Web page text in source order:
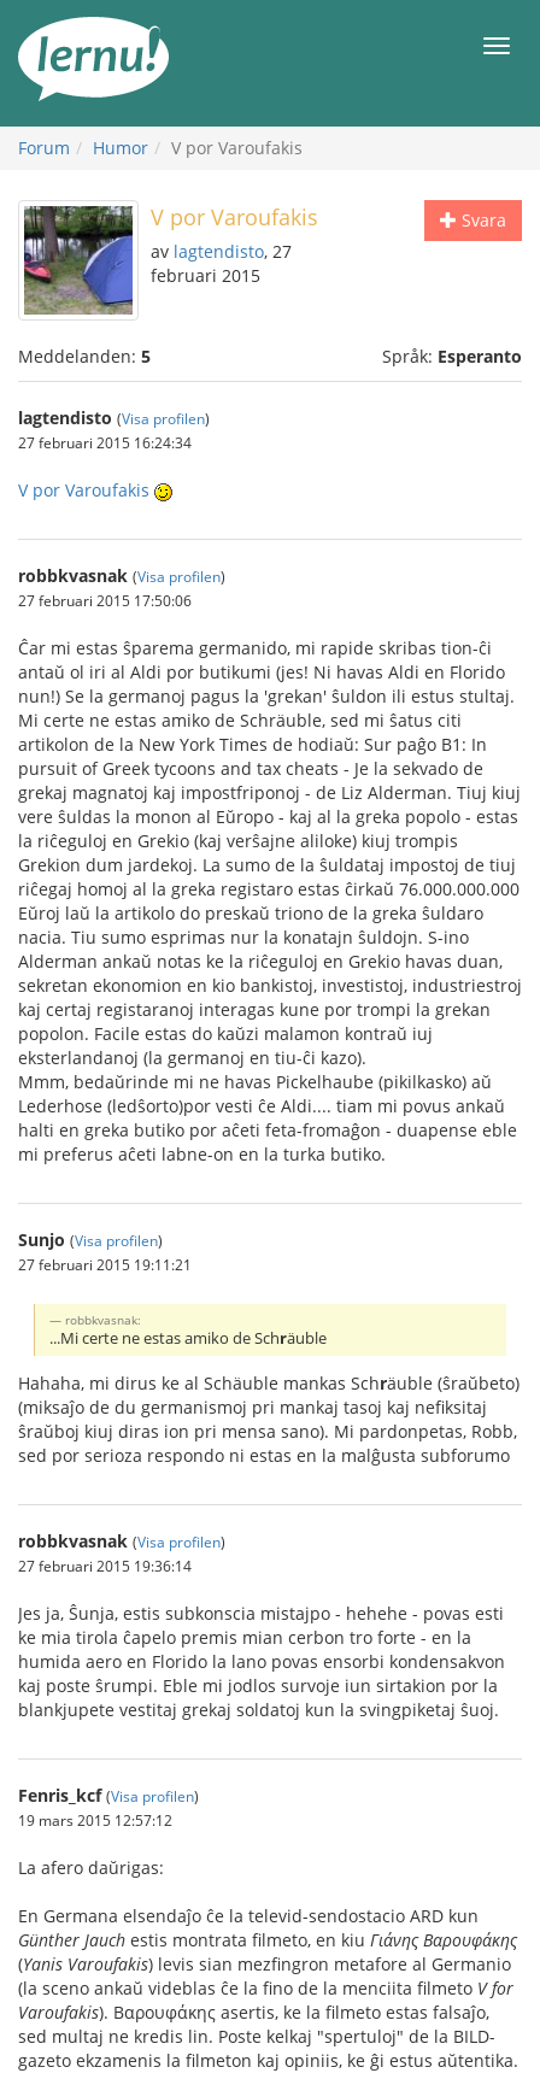
sidans
innehåll
Meny
Forum Humor V por Varoufakis
Svara
V por Varoufakis
av lagtendisto, 27
februari 2015
Meddelanden: 5 Språk: Esperanto
lagtendisto (Visa profilen)
27 februari 2015 16:24:34
V por Varoufakis
robbkvasnak (Visa profilen)
27 februari 2015 17:50:06
Ĉar mi estas ŝparema germanido, mi rapide skribas tion-ĉi
antaŭ ol iri al Aldi por butikumi (jes! Ni havas Aldi en Florido
nun!) Se la germanoj pagus la 'grekan' ŝuldon ili estus stultaj.
Mi certe ne estas amiko de Schräuble, sed mi ŝatus citi
artikolon de la New York Times de hodiaŭ: Sur paĝo B1: In
pursuit of Greek tycoons and tax cheats - Je la sekvado de
grekaj magnatoj kaj impostfriponoj - de Liz Alderman. Tiuj kiuj
vere ŝuldas la monon al Eŭropo - kaj al la greka popolo - estas
la riĉeguloj en Grekio (kaj verŝajne aliloke) kiuj trompis
Grekion dum jardekoj. La sumo de la ŝuldataj impostoj de tiuj
riĉegaj homoj al la greka registaro estas ĉirkaŭ 76.000.000.000
Eŭroj laŭ la artikolo do preskaŭ triono de la greka ŝuldaro
nacia. Tiu sumo esprimas nur la konatajn ŝuldojn. S-ino
Alderman ankaŭ notas ke la riĉeguloj en Grekio havas duan,
sekretan ekonomion en kio bankistoj, investistoj, industriestroj
kaj certaj registaranoj interagas kune por trompi la grekan
popolon. Facile estas do kaŭzi malamon kontraŭ iuj
eksterlandanoj (la germanoj en tiu-ĉi kazo).
Mmm, bedaŭrinde mi ne havas Pickelhaube (pikilkasko) aŭ
Lederhose (ledŝorto)por vesti ĉe Aldi.... tiam mi povus ankaŭ
halti en greka butiko por aĉeti feta-fromaĝon - duapense eble
mi preferus aĉeti labne-on en la turka butiko.
Sunjo (Visa profilen)
27 februari 2015 19:11:21
robbkvasnak:
...Mi certe ne estas amiko de Schräuble
Hahaha, mi dirus ke al Schäuble mankas Schräuble (ŝraŭbeto)
(miksaĵo de du germanismoj pri mankaj tasoj kaj nefiksitaj
ŝraŭboj kiuj diras ion pri mensa sano). Mi pardonpetas, Robb,
sed por serioza respondo ni estas en la malĝusta subforumo
robbkvasnak (Visa profilen)
27 februari 2015 19:36:14
Jes ja, Ŝunja, estis subkonscia mistajpo - hehehe - povas esti
ke mia tirola ĉapelo premis mian cerbon tro forte - en la
humida aero en Florido la lano povas ensorbi kondensakvon
kaj poste ŝrumpi. Eble mi jodlos survoje iun sirtakion por la
blankjupete vestitaj grekaj soldatoj kun la svingpiketaj ŝuoj.
Fenris_kcf (Visa profilen)
19 mars 2015 12:57:12
La afero daŭrigas:
En Germana elsendaĵo ĉe la televid-sendostacio ARD kun
Günther Jauch estis montrata filmeto, en kiu Γιάνης Βαρουφάκης
(Yanis Varoufakis) levis sian mezfingron metafore al Germanio
(la sceno ankaŭ videblas ĉe la fino de la menciita filmeto V for
Varoufakis). Βαρουφάκης asertis, ke la filmeto estas falsaĵo,
sed multaj ne kredis lin. Poste kelkaj "spertuloj" de la BILD-
gazeto ekzamenis la filmeton kaj opiniis, ke ĝi estus aŭtentika.